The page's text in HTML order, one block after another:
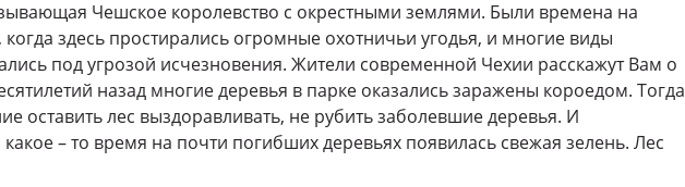
Чешское королевство с окрестными землями. Были времена на
когда здесь простирались огромные охотничьи угодья, и многие виды
под угрозой исчезновения. Жители современной Чехии расскажут Вам о
назад многие деревья в парке оказались заражены короедом. Тогда
оставить лес выздоравливать, не рубить заболевшие деревья. И
какое – то время на почти погибших деревьях появилась свежая зелень. Лес